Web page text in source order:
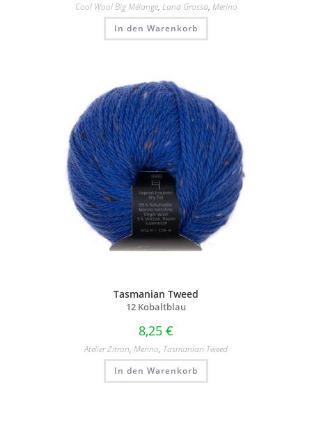
Cool Wool Big Mélange, Lana Grossa, Merino
In den Warenkorb
Tasmanian Tweed
12 Kobaltblau
8,25 €
Atelier Zitron, Merino, Tasmanian Tweed
In den Warenkorb